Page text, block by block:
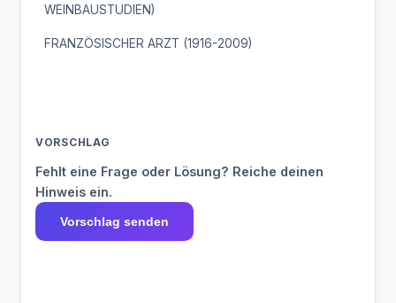
WEINBAUSTUDIEN)
FRANZÖSISCHER ARZT (1916-2009)
VORSCHLAG
Fehlt eine Frage oder Lösung? Reiche deinen
Hinweis ein.
Vorschlag senden